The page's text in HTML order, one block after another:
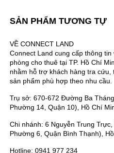
SẢN PHẨM TƯƠNG TỰ
VỀ CONNECT LAND
Connect Land cung cấp thông
phòng cho thuê tại TP. Hồ Chí
nhằm hỗ trợ khách hàng tra
sản phẩm phù hợp theo nhu cầu.
Trụ sở: 670-672 Đường Ba
Phường 14, Quận 10), Hồ Chí
Chi nhánh: 6 Nguyễn Trung
Phường 6, Quận Bình Thạnh),
Hotline: 0941 977 234